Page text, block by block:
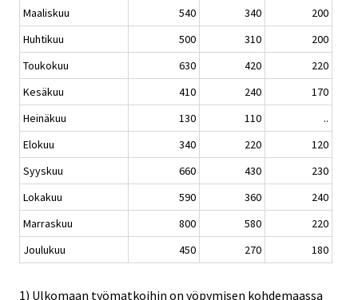
Maaliskuu
540 340
200
Huhtikuu
500 310
200
Toukokuu
630 420
220
Kesäkuu
410 240
170
Heinäkuu
130 110
..
Elokuu
340 220
120
Syyskuu
660 430
230
Lokakuu
590 360
240
Marraskuu
800 580
220
Joulukuu
450 270 180
1) Ulkomaan työmatkoihin on yöpymisen kohdemaassa